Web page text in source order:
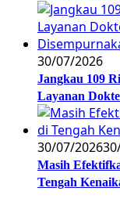
30/07/2026
Jangkau 109
Layanan
30/07/2026
Masih
Tengah